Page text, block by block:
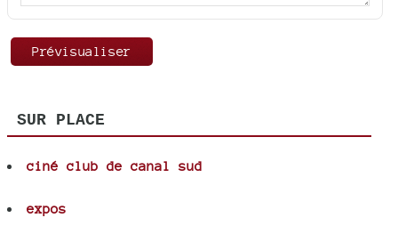
SUR PLACE
ciné club de canal sud
expos